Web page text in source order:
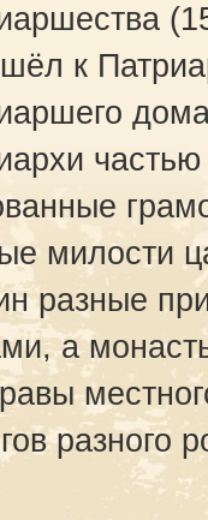
к
милости
разные
а
разного